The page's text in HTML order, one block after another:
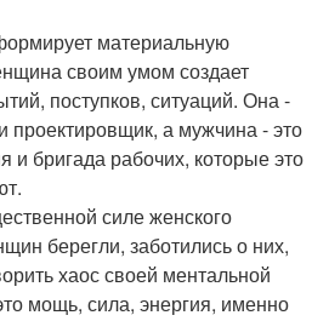
материальную
своим умом создает
поступков, ситуаций. Она -
проектировщик, а мужчина - это
и бригада рабочих, которые это
силе женского
берегли, заботились о них,
хаос своей ментальной
мощь, сила, энергия, именно